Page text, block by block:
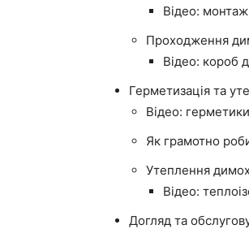
Відео:
Проходження
Відео: короб
Герметизація та
Відео:
Як грамотно
Утеплення
Відео:
Догляд та